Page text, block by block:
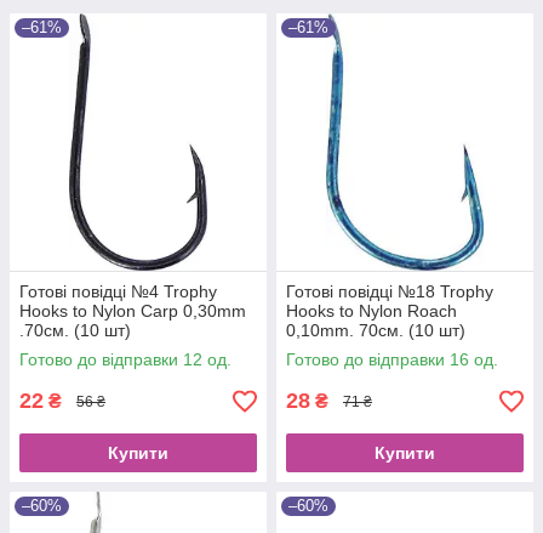
–61%
Готові повідці №4 Trophy
Hooks to Nylon Carp 0,30mm
.70см. (10 шт)
Готово до відправки 12 од.
22 ₴ 56 ₴
Купити
–61%
Готові повідці №18 Trophy
Hooks to Nylon Roach
0,10mm. 70см. (10 шт)
Готово до відправки 16 од.
28 ₴ 71 ₴
Купити
–60% –60%